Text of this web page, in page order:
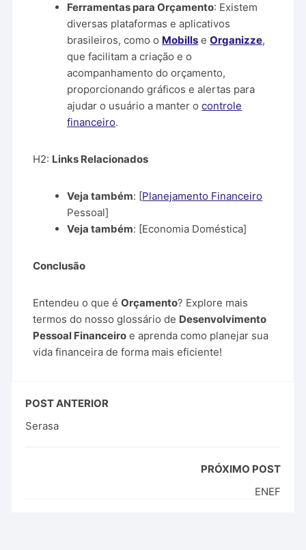
Ferramentas para Orçamento: Existem
diversas plataformas e aplicativos
brasileiros, como o Mobills eOrganizze,
que facilitam a criação e o
acompanhamento do orçamento,
proporcionando gráficos e alertas para
ajudar o usuário a manter ocontrole
financeiro.
H2: Links Relacionados
Veja também: [Planejamento Financeiro
Pessoal]
Veja também: [Economia Doméstica]
Conclusão
Entendeu o que éOrçamento? Explore mais
termos do nosso glossário de Desenvolvimento
Pessoal Financeiro e aprenda como planejar sua
vida financeira de forma mais eficiente!
POST ANTERIOR
Serasa
PRÓXIMO POST
ENEF